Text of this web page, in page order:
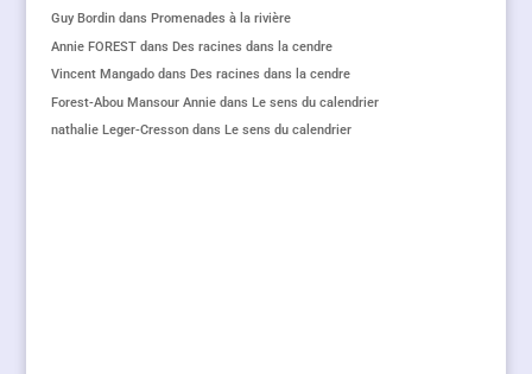
Guy Bordindans Promenades à la rivière
Annie FORESTdans Des racines dans la cendre
Vincent Mangadodans Des racines dans la cendre
Forest-Abou Mansour Anniedans Le sens du calendrier
nathalie Leger-Cressondans Le sens du calendrier